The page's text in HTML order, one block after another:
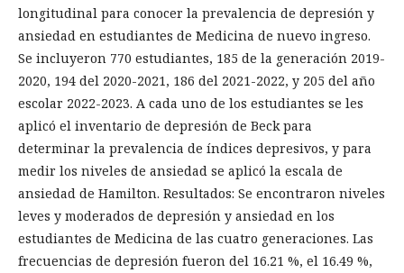
longitudinal para conocer la prevalencia de depresión y
ansiedad en estudiantes de Medicina de nuevo ingreso.
Se incluyeron 770 estudiantes, 185 de la generación 2019-
2020, 194 del 2020-2021, 186 del 2021-2022, y 205 del año
escolar 2022-2023. A cada uno de los estudiantes se les
aplicó el inventario de depresión de Beck para
determinar la prevalencia de índices depresivos, y para
medir los niveles de ansiedad se aplicó la escala de
ansiedad de Hamilton. Resultados: Se encontraron niveles
leves y moderados de depresión y ansiedad en los
estudiantes de Medicina de las cuatro generaciones. Las
frecuencias de depresión fueron del 16.21 %, el 16.49 %,